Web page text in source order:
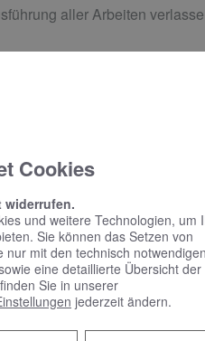
aller Arbeiten
– unsere
Cookies
widerrufen.
und weitere Technologien, um
Sie können das Setzen von
mit den technisch
eine detaillierte Übersicht der
Sie in unserer
jederzeit ändern.